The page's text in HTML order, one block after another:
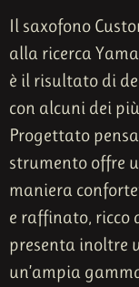
Il saxofono
alla ricerca
è il risultato di
con alcuni dei
Progettato
strumento offre
maniera
e raffinato, ricco
presenta inoltre
un’ampia